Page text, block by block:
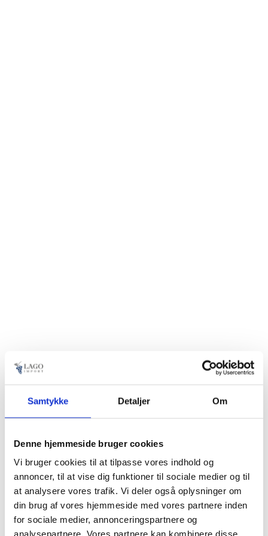
Samtykke Detaljer Om
Denne hjemmeside bruger cookies
Vi bruger cookies til at tilpasse vores indhold og
annoncer, til at vise dig funktioner til sociale medier og til
at analysere vores trafik. Vi deler også oplysninger om
din brug af vores hjemmeside med vores partnere inden
for sociale medier, annonceringspartnere og
analysepartnere. Vores partnere kan kombinere disse
Lochranza Distillery